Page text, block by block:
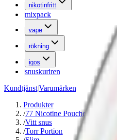
| nikotinfritt
|mixpack
| vape
| rökning
| iqos
|snuskuriren
Kundtjänst|Varumärken
Produkter
/77 Nicotine Pouches
/Vitt snus
/Torr Portion